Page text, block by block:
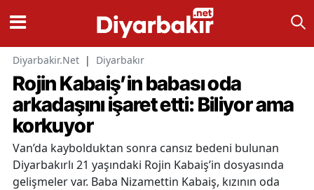
Diyarbakir.Net | Diyarbakır
Rojin Kabaiş’in babası oda
arkadaşını işaret etti: Biliyor ama
korkuyor
Van’da kaybolduktan sonra cansız bedeni bulunan
Diyarbakırlı 21 yaşındaki Rojin Kabaiş’in dosyasında
gelişmeler var. Baba Nizamettin Kabaiş, kızının oda